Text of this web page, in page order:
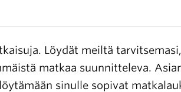
Löydät meiltä
matkaa suunnitteleva.
sinulle sopivat